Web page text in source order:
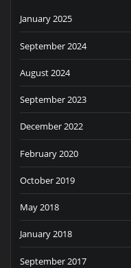
January 2025
September 2024
August 2024
September 2023
December 2022
February 2020
October 2019
May 2018
January 2018
September 2017